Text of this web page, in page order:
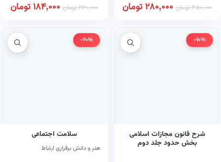
350,000تومان 280,000تومان 230,000تومان 184,000تومان
-70%
شرح قانون مجازات اسلامی
بخش حدود جلد دوم
-20%
سلامت اجتماعی
هنر و دانش برقراری ارتباط